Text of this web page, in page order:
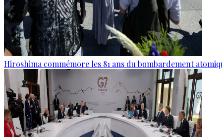
Hiroshima commémore les 81 ans du bombardement